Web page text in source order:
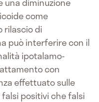
come
rilascio di
può interferire con il
ipotalamo-
con
effettuato sulle
positivi che falsi